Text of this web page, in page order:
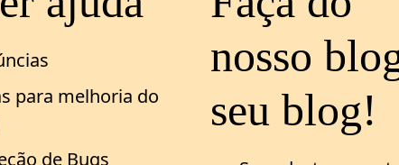
para melhoria do
de Bugs
nosso
seu blog!